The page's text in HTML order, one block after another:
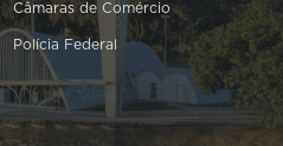
Câmaras de Comércio
Polícia Federal